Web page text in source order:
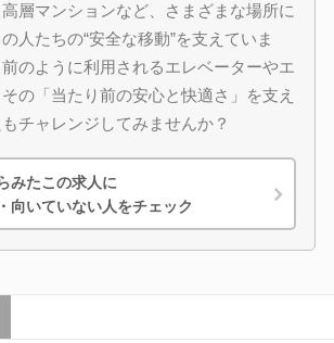
層マンションなど、さまざまな場所に
人たちの“安全な移動”を支えていま
のように利用されるエレベーターやエ
の「当たり前の安心と快適さ」を支え
チャレンジしてみませんか？
みたこの求人に
向いていない人をチェック